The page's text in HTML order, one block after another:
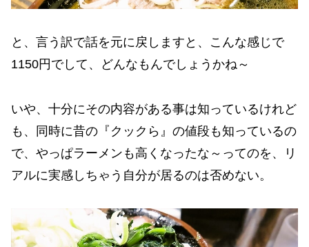
と、言う訳で話を元に戻しますと、こんな感じで
1150円でして、どんなもんでしょうかね～
いや、十分にその内容がある事は知っているけれど
も、同時に昔の『クックら』の値段も知っているの
で、やっぱラーメンも高くなったな～ってのを、リ
アルに実感しちゃう自分が居るのは否めない。